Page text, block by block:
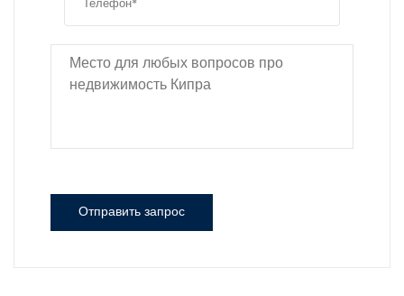
Отправить запрос